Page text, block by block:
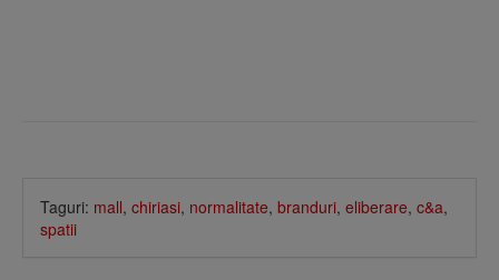
Taguri: mall, chiriasi, normalitate, branduri, eliberare, c&a,
spatii